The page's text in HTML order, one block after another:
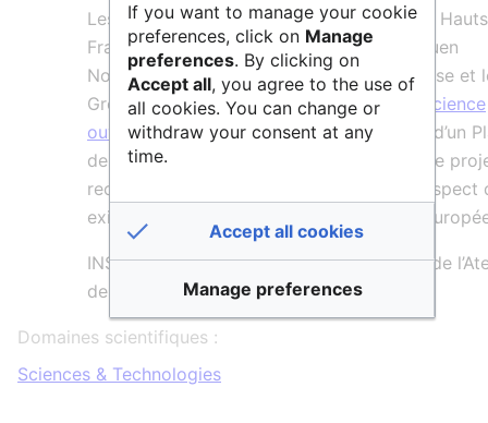
Les INSA - INSA Centre Val de Loire, INSA
France, INSA Lyon, INSA Rennes, INSA Rouen
Normandie, INSA Strasbourg, INSA Toulouse et
Groupe INSA ont élaboré unGuide de la science
ouverte
et travaillent à la mise en place d’un
de Gestion de Données (
) pour chaque
recherche financé sur fonds publics, en respect
exigences de l’ANR et de la Commission
INSA Rouen Normandie est un partenaire de
de la donnée en Normandie, ADN.
Domaines scientifiques :
Sciences & Technologies
If you want to manage your cookie
preferences, click on Manage
preferences. By clicking on
Accept all, you agree to the use of
all cookies. You can change or
withdraw your consent at any
time.
Accept all cookies
Manage preferences